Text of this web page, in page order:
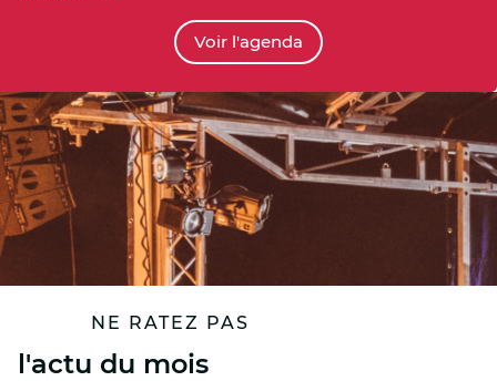
voir l'agenda
NE RATEZ PAS
l'actu du mois